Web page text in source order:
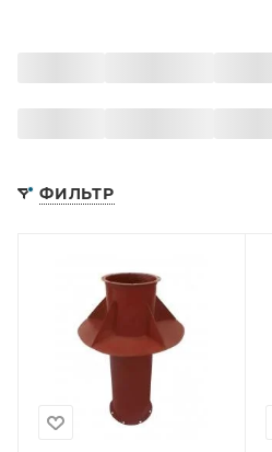
ФИЛЬТР